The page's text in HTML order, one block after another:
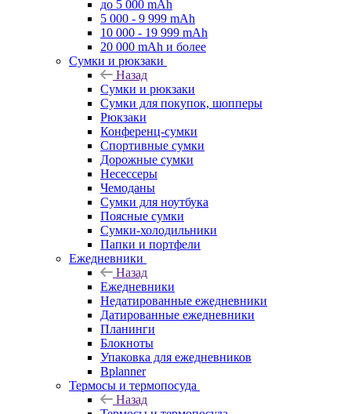
до 5 000 mAh
5 000 - 9 999 mAh
10 000 - 19 999 mAh
20 000 mAh и более
Сумки и рюкзаки
Назад
Сумки и рюкзаки
Сумки для покупок, шопперы
Рюкзаки
Конференц-сумки
Спортивные сумки
Дорожные сумки
Несессеры
Чемоданы
Сумки для ноутбука
Поясные сумки
Сумки-холодильники
Папки и портфели
Ежедневники
Назад
Ежедневники
Недатированные ежедневники
Датированные ежедневники
Планинги
Блокноты
Упаковка для ежедневников
Bplanner
Термосы и термопосуда
Назад